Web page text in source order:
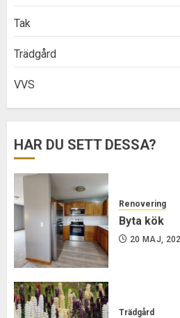
Tak
Trädgård
VVS
HAR DU SETT DESSA?
Renovering
Byta kök
20 MAJ,
Trädgård